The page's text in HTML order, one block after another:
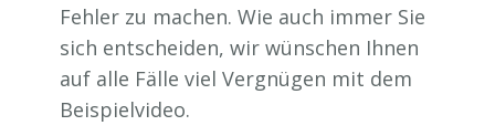
Fehler zu machen. Wie auch immer Sie
sich entscheiden, wir wünschen Ihnen
auf alle Fälle viel Vergnügen mit dem
Beispielvideo.